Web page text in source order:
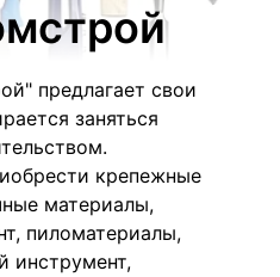
предлагает свои
заняться
крепежные
материалы,
пиломатериалы,
инструмент,